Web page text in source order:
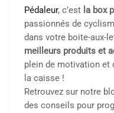
Pédaleur, c’est la box
passionnés de
dans votre boite-aux-
meilleurs produits et
plein de motivation et
la caisse !
Retrouvez sur notre
des conseils pour